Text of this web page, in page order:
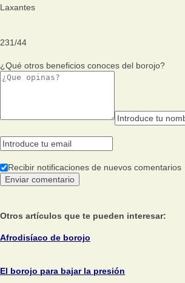
Laxantes
231/44
¿Qué otros beneficios conoces del borojo?
Recibir notificaciones de nuevos comentarios
Otros artículos que te pueden interesar:
Afrodisíaco de borojo
El borojo para bajar la presión